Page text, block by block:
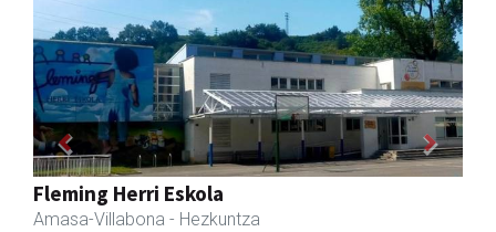
Erniobea BHI
Amasa-Villabona
Previous Next